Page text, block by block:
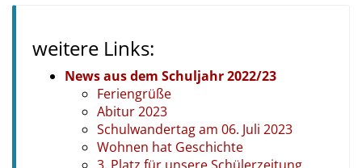
weitere Links:
News aus dem Schuljahr 2022/23
Feriengrüße
Abitur 2023
Schulwandertag am 06. Juli 2023
Wohnen hat Geschichte